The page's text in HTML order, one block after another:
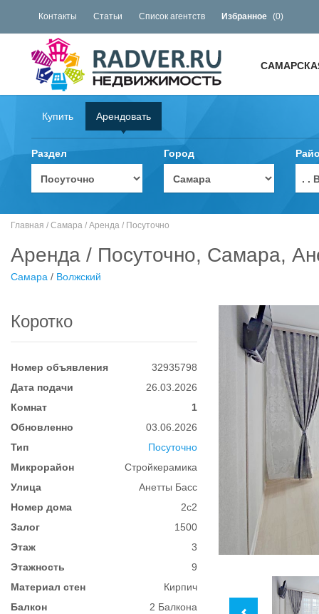
Контакты Статьи Список агентств Избранное (0)
Купить Арендовать
Раздел Город
. .
Главная / Самара / Аренда / Посуточно
Аренда / Посуточно, Самара,
Самара / Волжский
Коротко
Номер объявления
32935798
Дата подачи
26.03.2026
Комнат
1
Обновленно
03.06.2026
Тип
Посуточно
Микрорайон
Стройкерамика
Улица
Анетты Басс
Номер дома
2с2
Залог
1500
Этаж
3
Этажность
9
Материал стен
Кирпич
Балкон
2 Балкона